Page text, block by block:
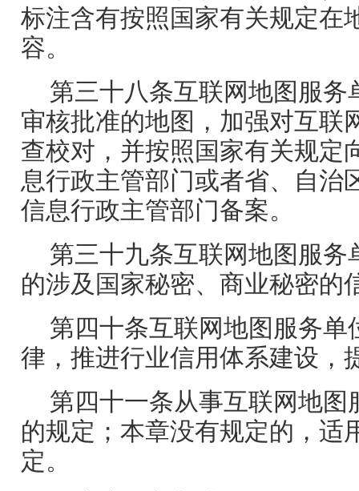
标注含有按照国家有关规定在
容。
第三十八条互联网地图服务
审核批准的地图，加强对互联
查校对，并按照国家有关规定
息行政主管部门或者省、自治
信息行政主管部门备案。
第三十九条互联网地图服务
的涉及国家秘密、商业秘密的
第四十条互联网地图服务单
律，推进行业信用体系建设，
第四十一条从事互联网地图
的规定；本章没有规定的，适
定。